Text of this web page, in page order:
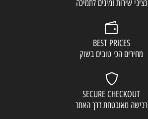
נציגי שירות זמינים לתמיכה
BEST PRICES
מחירים הכי טובים בשוק
SECURE CHECKOUT
רכישה מאובטחת דרך האתר